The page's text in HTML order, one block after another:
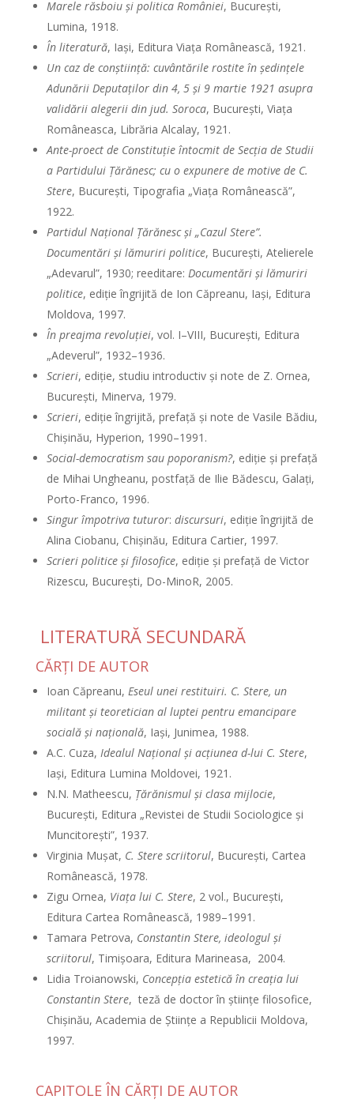
Marele răsboiu şi politica României, Bucureşti,
Lumina, 1918.
În literatură, Iaşi, Editura Viaţa Românească, 1921.
Un caz de conştiinţă: cuvântările rostite în şedinţele
Adunării Deputaţilor din 4, 5 şi 9 martie 1921 asupra
validării alegerii din jud. Soroca, Bucureşti, Viaţa
Româneasca, Librăria Alcalay, 1921.
Ante-proect de Constituţie întocmit de Secţia de Studii
a Partidului Ţărănesc; cu o expunere de motive de C.
Stere, Bucureşti, Tipografia „Viaţa Românească”,
1922.
Partidul Naţional Ţărănesc şi „Cazul Stere”.
Documentări şi lămuriri politice, Bucureşti, Atelierele
„Adevarul”, 1930; reeditare: Documentări şi lămuriri
politice, ediţie îngrijită de Ion Căpreanu, Iaşi, Editura
Moldova, 1997.
În preajma revoluţiei, vol. I–VIII, Bucureşti, Editura
„Adeverul”, 1932–1936.
Scrieri, ediţie, studiu introductiv şi note de Z. Ornea,
Bucureşti, Minerva, 1979.
Scrieri, ediţie îngrijită, prefaţă şi note de Vasile Bădiu,
Chişinău, Hyperion, 1990–1991.
Social-democratism sau poporanism?, ediţie şi prefaţă
de Mihai Ungheanu, postfaţă de Ilie Bădescu, Galaţi,
Porto-Franco, 1996.
Singur împotriva tuturor: discursuri, ediţie îngrijită de
Alina Ciobanu, Chişinău, Editura Cartier, 1997.
Scrieri politice şi filosofice, ediţie şi prefaţă de Victor
Rizescu, Bucureşti, Do-MinoR, 2005.
LITERATURĂ SECUNDARĂ
CĂRŢI DE AUTOR
Ioan Căpreanu, Eseul unei restituiri. C. Stere, un
militant şi teoretician al luptei pentru emancipare
socială şi naţională, Iaşi, Junimea, 1988.
A.C. Cuza, Idealul Naţional şi acţiunea d-lui C. Stere,
Iaşi, Editura Lumina Moldovei, 1921.
N.N. Matheescu, Ţărănismul şi clasa mijlocie,
Bucureşti, Editura „Revistei de Studii Sociologice şi
Muncitoreşti”, 1937.
Virginia Muşat, C. Stere scriitorul, Bucureşti, Cartea
Românească, 1978.
Zigu Ornea, Viaţa lui C. Stere, 2 vol., Bucureşti,
Editura Cartea Românească, 1989–1991.
Tamara Petrova, Constantin Stere, ideologul şi
scriitorul, Timişoara, Editura Marineasa, 2004.
Lidia Troianowski, Concepţia estetică în creaţia lui
Constantin Stere, teză de doctor în ştiinţe filosofice,
Chişinău, Academia de Ştiinţe a Republicii Moldova,
1997.
CAPITOLE ÎN CĂRŢI DE AUTOR